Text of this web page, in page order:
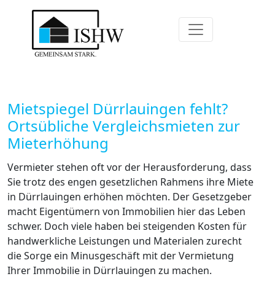
Mietspiegel Dürrlauingen fehlt?
Ortsübliche Vergleichsmieten zur
Mieterhöhung
Vermieter stehen oft vor der Herausforderung, dass
Sie trotz des engen gesetzlichen Rahmens ihre Miete
in Dürrlauingen erhöhen möchten. Der Gesetzgeber
macht Eigentümern von Immobilien hier das Leben
schwer. Doch viele haben bei steigenden Kosten für
handwerkliche Leistungen und Materialen zurecht
die Sorge ein Minusgeschäft mit der Vermietung
Ihrer Immobilie in Dürrlauingen zu machen.